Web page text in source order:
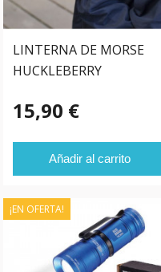
LINTERNA DE MORSE
HUCKLEBERRY
15,90 €
Añadir al carrito
¡EN OFERTA!